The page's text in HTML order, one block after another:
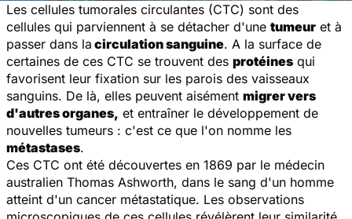
Les cellules tumorales circulantes (CTC) sont des
cellules qui parviennent à se détacher d'une tumeur et à
passer dans la circulation sanguine. A la surface de
certaines de ces CTC se trouvent des protéines qui
favorisent leur fixation sur les parois des vaisseaux
sanguins. De là, elles peuvent aisément migrer vers
d'autres organes, et entraîner le développement de
nouvelles tumeurs : c'est ce que l'on nomme les
métastases.
Ces CTC ont été découvertes en 1869 par le médecin
australien Thomas Ashworth, dans le sang d'un homme
atteint d'un cancer métastatique. Les observations